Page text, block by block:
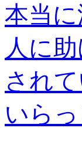
本当
人に
され
いら